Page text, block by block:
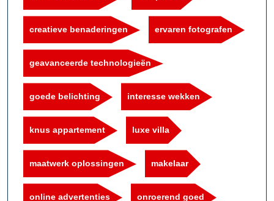
creatieve benaderingen ervaren fotografen
geavanceerde technologieën
goede belichting interesse wekken
knus appartement luxe villa
maatwerk oplossingen makelaar
online advertenties onroerend goed